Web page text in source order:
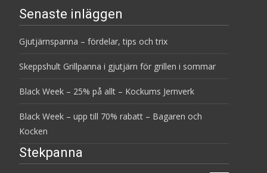
Senaste inläggen
Gjutjärnspanna – fördelar, tips och trix
Skeppshult Grillpanna i gjutjärn för grillen i sommar
Black Week – 25% på allt – Kockums Jernverk
Black Week – upp till 70% rabatt – Bagaren och
Kocken
Stekpanna